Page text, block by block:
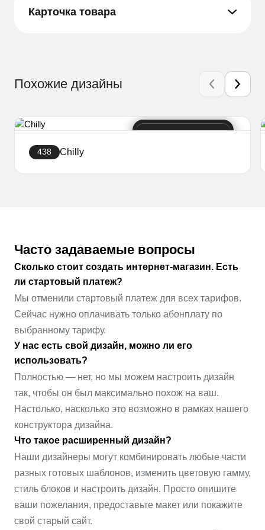
Карточка товара
Похожие дизайны
438 Chilly
Часто задаваемые вопросы
Сколько стоит создать интернет-магазин. Есть
ли стартовый платеж?
Мы отменили стартовый платеж для всех тарифов.
Сейчас нужно оплачивать только абонплату по
выбранному тарифу.
У нас есть свой дизайн, можно ли его
использовать?
Полностью — нет, но мы можем настроить дизайн
так, чтобы он был максимально похож на ваш.
Настолько, насколько это возможно в рамках нашего
конструктора дизайна.
Что такое расширенный дизайн?
Наши дизайнеры могут комбинировать любые части
разных готовых шаблонов, изменить цветовую гамму,
стиль блоков и настроить дизайн. Просто опишите
ваши пожелания, предоставьте макет или покажите
свой старый сайт.